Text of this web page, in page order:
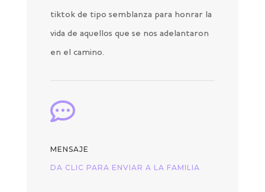
tiktok de tipo semblanza para honrar la
vida de aquellos que se nos adelantaron
en el camino.

MENSAJE
DA CLIC PARA ENVIAR A LA FAMILIA